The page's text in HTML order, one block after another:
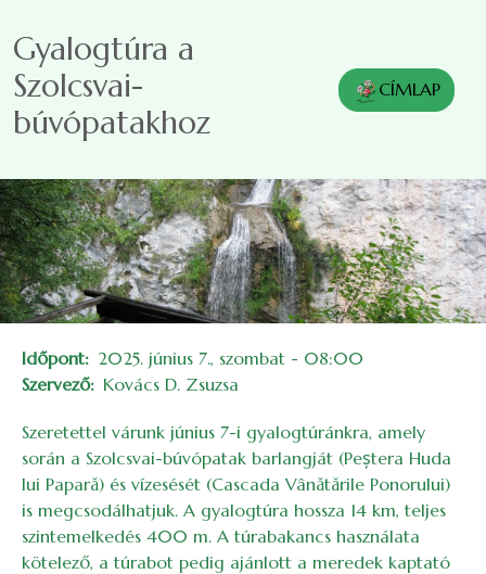
Gyalogtúra a
Szolcsvai-
búvópatakhoz
CÍMLAP
Időpont
2025. június 7., szombat - 08:00
Szervező
Kovács D. Zsuzsa
Szeretettel várunk június 7-i gyalogtúránkra, amely
során a Szolcsvai-búvópatak barlangját (Peștera Huda
lui Papară) és vízesését (Cascada Vânătările Ponorului)
is megcsodálhatjuk. A gyalogtúra hossza 14 km, teljes
szintemelkedés 400 m. A túrabakancs használata
kötelező, a túrabot pedig ajánlott a meredek kaptató